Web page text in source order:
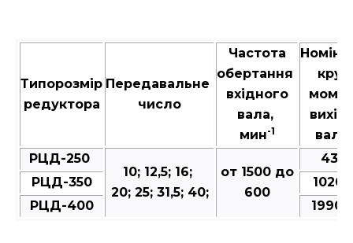
Типорозмір
редуктора
Передавальне
число
Частота
обертання
вхідного
вала,
мин-1
РЦД-250
10; 12,5; 16;
20; 25; 31,5; 40;
от 1500 до
600
431-
РЦД-350
1020-
РЦД-400
1990-